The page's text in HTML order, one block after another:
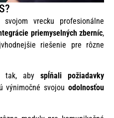
vrecku profesionálne
priemyselných zberníc,
riešenie pre rôzne
tak, aby spĺňali požiadavky
výnimočné svojouodolnosťou